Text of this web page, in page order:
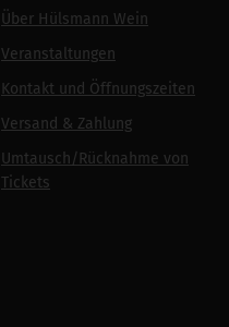
Über Hülsmann Wein
Veranstaltungen
Kontakt und Öffnungszeiten
Versand & Zahlung
Umtausch/Rücknahme von
Tickets